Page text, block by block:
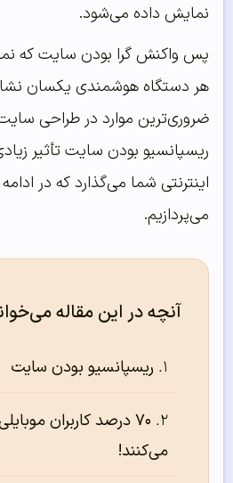
نمایش داده می‌شود.
پس واکنش گرا بودن سایت که
هر دستگاه هوشمندی یکسان
ضروری‌ترین موارد در طراحی
ریسپانسیو بودن سایت تأثیر
اینترنتی شما می‌گذارد که در
می‌پردازیم.
آنچه در این مقاله
ریسپانسیو بودن سایت
۷۰ درصد کاربران
می‌کنند!